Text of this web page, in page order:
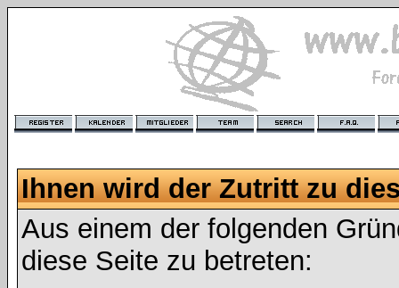
Ihnen wird der Zutritt zu
Aus einem der folgenden
diese Seite zu betreten: